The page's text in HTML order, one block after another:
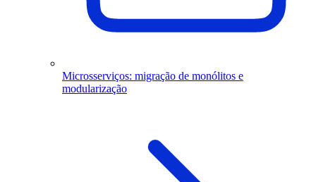
Microsserviços: migração de monólitos e
modularização